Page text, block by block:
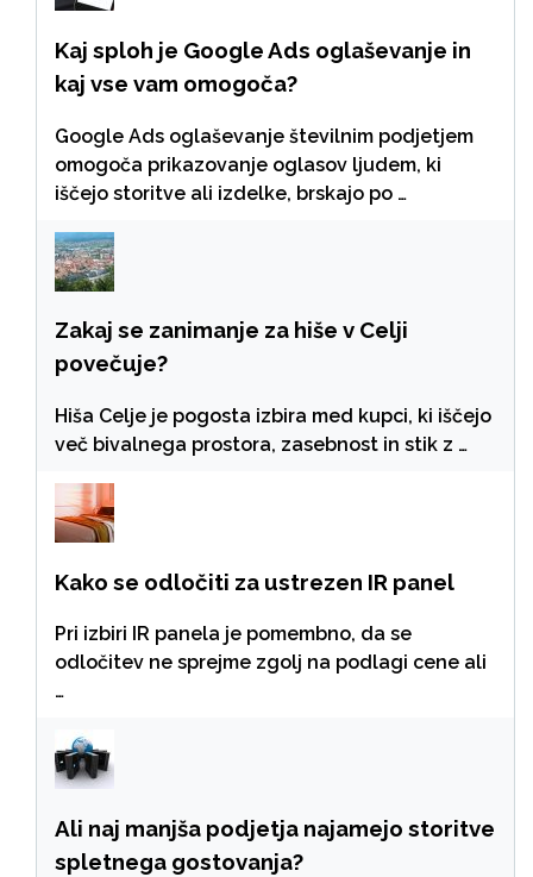
Kaj sploh je Google Ads oglaševanje in
kaj vse vam omogoča?
Google Ads oglaševanje številnim podjetjem
omogoča prikazovanje oglasov ljudem, ki
iščejo storitve ali izdelke, brskajo po …
Zakaj se zanimanje za hiše v Celji
povečuje?
Hiša Celje je pogosta izbira med kupci, ki iščejo
več bivalnega prostora, zasebnost in stik z …
Kako se odločiti za ustrezen IR panel
Pri izbiri IR panela je pomembno, da se
odločitev ne sprejme zgolj na podlagi cene ali
…
Ali naj manjša podjetja najamejo storitve
spletnega gostovanja?